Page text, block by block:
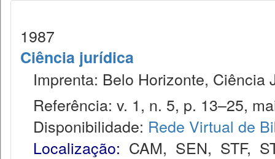
1987
Ciência jurídica
Imprenta: Belo Horizonte, Ciência
Referência: v. 1, n. 5, p. 13–25,
Disponibilidade: Rede Virtual de
Localização: CAM, SEN, STF,